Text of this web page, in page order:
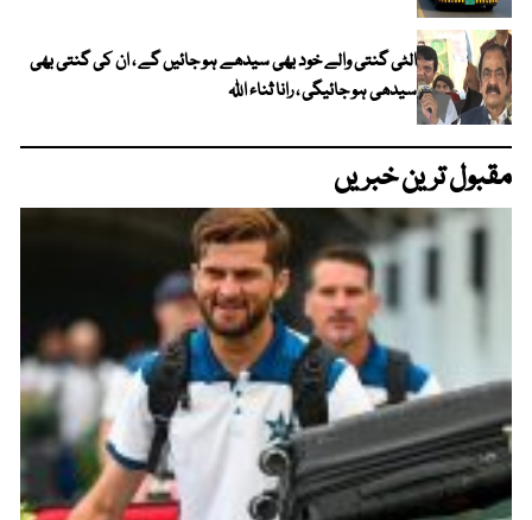
الٹی گنتی والے خود بھی سیدھے ہو جائیں گے ، ان کی گنتی بھی
سیدھی ہو جائیگی ، رانا ثناء اللہ
مقبول ترین خبریں